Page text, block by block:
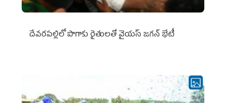
దేవరపల్లిలో పొగాకు రైతులతో వైయస్ జగన్ భేటీ